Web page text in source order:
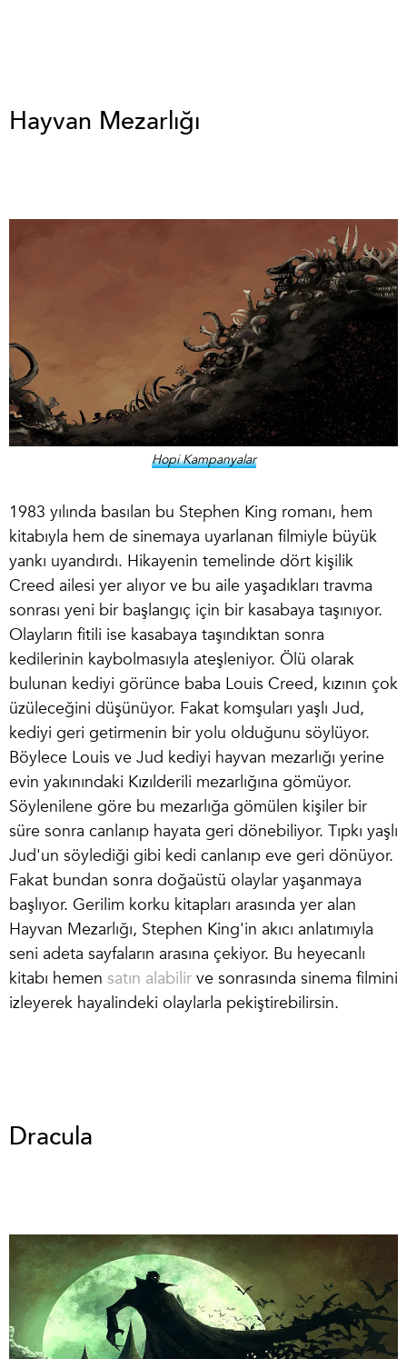
Hayvan Mezarlığı
Hopi Kampanyalar
1983 yılında basılan bu Stephen King romanı, hem
kitabıyla hem de sinemaya uyarlanan filmiyle büyük
yankı uyandırdı. Hikayenin temelinde dört kişilik
Creed ailesi yer alıyor ve bu aile yaşadıkları travma
sonrası yeni bir başlangıç için bir kasabaya taşınıyor.
Olayların fitili ise kasabaya taşındıktan sonra
kedilerinin kaybolmasıyla ateşleniyor. Ölü olarak
bulunan kediyi görünce baba Louis Creed, kızının çok
üzüleceğini düşünüyor. Fakat komşuları yaşlı Jud,
kediyi geri getirmenin bir yolu olduğunu söylüyor.
Böylece Louis ve Jud kediyi hayvan mezarlığı yerine
evin yakınındaki Kızılderili mezarlığına gömüyor.
Söylenilene göre bu mezarlığa gömülen kişiler bir
süre sonra canlanıp hayata geri dönebiliyor. Tıpkı yaşlı
Jud'un söylediği gibi kedi canlanıp eve geri dönüyor.
Fakat bundan sonra doğaüstü olaylar yaşanmaya
başlıyor. Gerilim korku kitapları arasında yer alan
Hayvan Mezarlığı, Stephen King'in akıcı anlatımıyla
seni adeta sayfaların arasına çekiyor. Bu heyecanlı
kitabı hemen satın alabilir ve sonrasında sinema filmini
izleyerek hayalindeki olaylarla pekiştirebilirsin.
Dracula